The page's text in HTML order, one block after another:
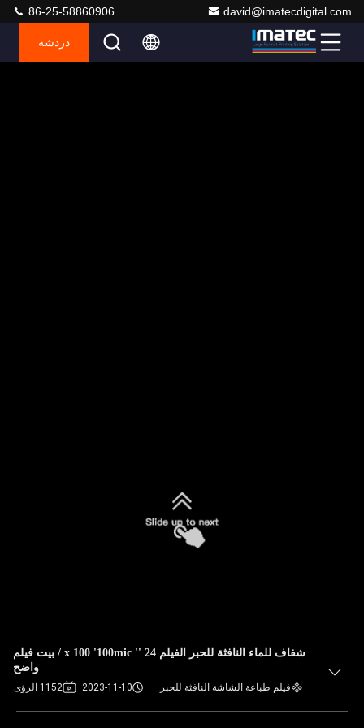
david@imatecdigital.com
86-25-58860906
دردشة
شفاف للماء النافثة للحبر الفيلم 24 '' x 100 '100mic / بيت فيلم
واضح
فيلم طباعة الشاشة النافثة للحبر 2023-11-10 1152 الرؤى